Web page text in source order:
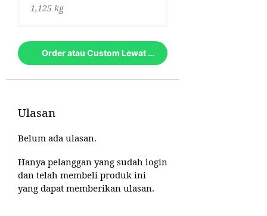
1,125 kg
Order atau Custom Lewat Whatsapp
Ulasan
Belum ada ulasan.
Hanya pelanggan yang sudah login
dan telah membeli produk ini
yang dapat memberikan ulasan.